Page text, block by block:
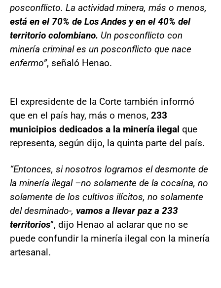
posconflicto. La actividad minera, más o menos,
está en el 70% de Los Andes y en el 40% del
territorio colombiano. Un posconflicto con
minería criminal es un posconflicto que nace
enfermo”, señaló Henao.
El expresidente de la Corte también informó
que en el país hay, más o menos, 233
municipios dedicados a la minería ilegal que
representa, según dijo, la quinta parte del país.
“Entonces, si nosotros logramos el desmonte de
la minería ilegal –no solamente de la cocaína, no
solamente de los cultivos ilícitos, no solamente
del desminado-, vamos a llevar paz a 233
territorios”, dijo Henao al aclarar que no se
puede confundir la minería ilegal con la minería
artesanal.